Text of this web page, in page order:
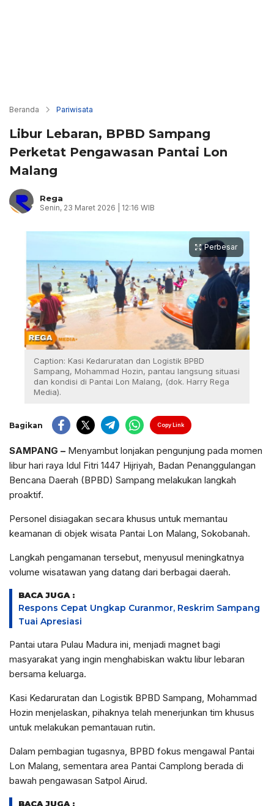
Beranda Pariwisata
Libur Lebaran, BPBD Sampang
Perketat Pengawasan Pantai Lon
Malang
Rega
Senin, 23 Maret 2026 | 12:16 WIB
Perbesar
Caption: Kasi Kedaruratan dan Logistik BPBD
Sampang, Mohammad Hozin, pantau langsung situasi
dan kondisi di Pantai Lon Malang, (dok. Harry Rega
Media).
Bagikan Copy Link
SAMPANG – Menyambut lonjakan pengunjung pada momen
libur hari raya Idul Fitri 1447 Hijriyah, Badan Penanggulangan
Bencana Daerah (BPBD) Sampang melakukan langkah
proaktif.
Personel disiagakan secara khusus untuk memantau
keamanan di objek wisata Pantai Lon Malang, Sokobanah.
Langkah pengamanan tersebut, menyusul meningkatnya
volume wisatawan yang datang dari berbagai daerah.
BACA JUGA :
Respons Cepat Ungkap Curanmor, Reskrim Sampang
Tuai Apresiasi
Pantai utara Pulau Madura ini, menjadi magnet bagi
masyarakat yang ingin menghabiskan waktu libur lebaran
bersama keluarga.
Kasi Kedaruratan dan Logistik BPBD Sampang, Mohammad
Hozin menjelaskan, pihaknya telah menerjunkan tim khusus
untuk melakukan pemantauan rutin.
Dalam pembagian tugasnya, BPBD fokus mengawal Pantai
Lon Malang, sementara area Pantai Camplong berada di
bawah pengawasan Satpol Airud.
BACA JUGA :